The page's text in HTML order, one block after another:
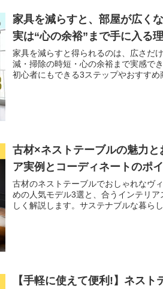
家具を減らすと、部屋が広く
実は“心の余裕”まで手に入る
家具を減らすと得られるのは、広さだ
減・掃除の時短・心の余裕まで実感で
初心者にもできる3ステップやおすすめ
古材×ネストテーブルの魅力と
ア実例とコーディネートのポ
古材のネストテーブルでおしゃれなヴ
めの人気モデル3選と、合うインテリ
しく解説します。サステナブルな暮ら
【手軽に使えて便利!】ネス